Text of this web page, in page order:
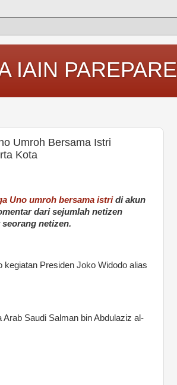
IAIN PAREPARE
Umroh Bersama Istri
Kota
Uno umroh bersama istridi akun
dari sejumlah netizen
netizen.
Presiden Joko Widodo alias
Saudi Salman bin Abdulaziz al-